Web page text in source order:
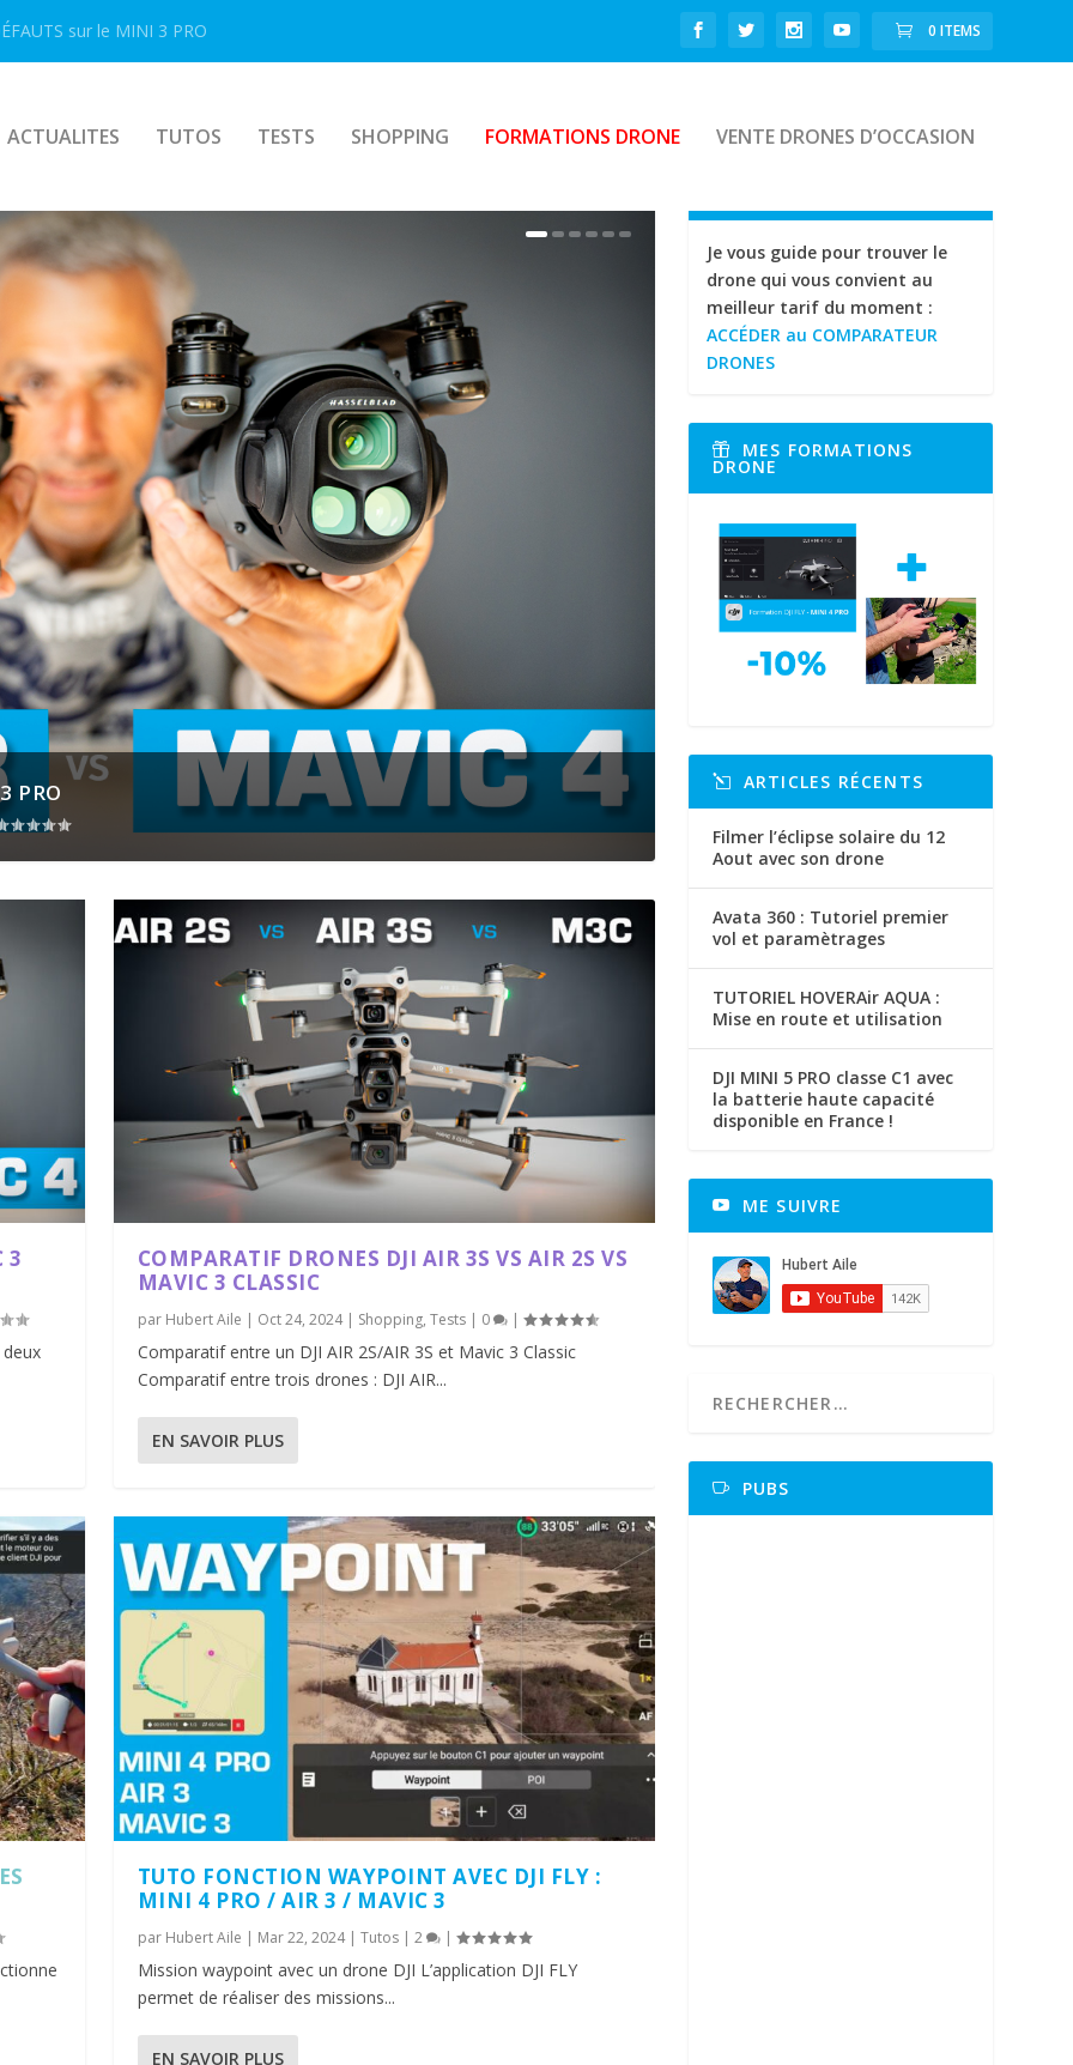
sur le MINI 3 PRO 0 ITEMS
ACTUALITES TUTOS TESTS SHOPPING FORMATIONS DRONE VENTE DRONES D’OCCASION
PRO
VS MAVIC 3 ...
DJI, ATT...
: MINI 4 PRO /...
CES D...
3
COMPARATIF DRONES DJI AIR 3S VS AIR 2S VS
MAVIC 3 CLASSIC
par Hubert Aile Oct 24, 2024| Shopping, Tests| 0 |
Comparatif entre un DJI AIR 2S/AIR 3S et Mavic 3 Classic
Comparatif entre trois drones : DJI AIR...
EN SAVOIR PLUS
TUTO FONCTION WAYPOINT AVEC DJI FLY :
MINI 4 PRO / AIR 3 / MAVIC 3
par Hubert Aile | Mar 22, 2024| Tutos| 2 |
Mission waypoint avec un drone DJI L’application DJI FLY
permet de réaliser des missions...
EN SAVOIR PLUS
Je vous guide pour trouver le
drone qui vous convient au
meilleur tarif du moment :
ACCÉDER au COMPARATEUR
DRONES
MES FORMATIONS
DRONE
ARTICLES RÉCENTS
Filmer l’éclipse solaire du 12
Aout avec son drone
Avata 360 : Tutoriel premier
vol et paramètrages
TUTORIEL HOVERAir AQUA :
Mise en route et utilisation
DJI MINI 5 PRO classe C1 avec
la batterie haute capacité
disponible en France !
ME SUIVRE
PUBS